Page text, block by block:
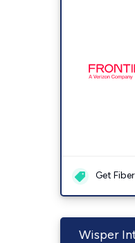
Get
Wisper